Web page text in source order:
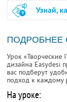
Узнай,
ПОДРОБНЕЕ
Урок «Творческие
дизайна Easydesi
вас подберут
подход к каждому
На уроке: